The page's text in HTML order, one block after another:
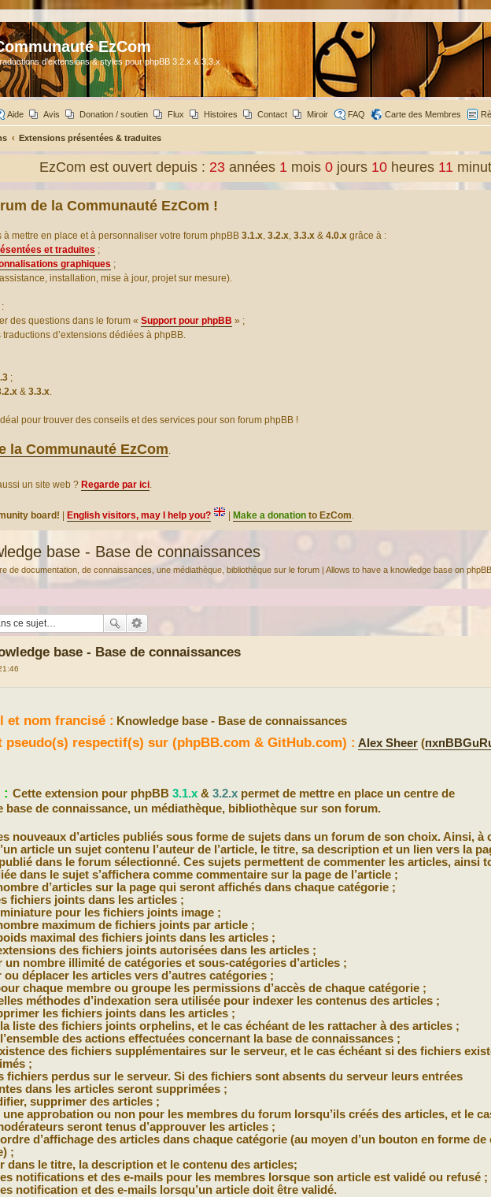
EzCom
d'extensions & styles pour phpBB 3.2.x & 3.3.x
Aide Avis Donation / soutien Flux Histoires Contact Miroir FAQ Carte des Membres
Extensions présentées & traduites
EzCom est ouvert depuis : 23 années1 mois0 jours10 heures11
de la Communauté EzCom !
mettre en place et à personnaliser votre forum phpBB 3.1.x, 3.2.x, 3.3.x & 4.0.x grâce à :
et traduites ;
graphiques ;
installation, mise à jour, projet sur mesure).
des questions dans le forum « Support pour phpBB » ;
traductions d’extensions dédiées à phpBB.
;
& 3.3.x.
pour trouver des conseils et des services pour son forum phpBB !
la Communauté EzCom.
un site web ? Regarde par ici.
board! English visitors, may I help you? Make a donation to EzCom.
base - Base de connaissances
de documentation, de connaissances, une médiathèque, bibliothèque sur le forum | Allows to have a knowledge base on
base - Base de connaissances
et nom francisé : Knowledge base - Base de connaissances
pseudo(s) respectif(s) sur (phpBB.com & GitHub.com) : Alex Sheer (
: Cette extension pour phpBB 3.1.x & 3.2.x permet de mettre en place un centre de
base de connaissance, un médiathèque, bibliothèque sur son forum.
nouveaux d’articles publiés sous forme de sujets dans un forum de son choix. Ainsi, à
article un sujet contenu l’auteur de l’article, le titre, sa description et un lien vers la
publié dans le forum sélectionné. Ces sujets permettent de commenter les articles, ainsi
dans le sujet s’affichera comme commentaire sur la page de l’article ;
d’articles sur la page qui seront affichés dans chaque catégorie ;
fichiers joints dans les articles ;
pour les fichiers joints image ;
maximum de fichiers joints par article ;
maximal des fichiers joints dans les articles ;
des fichiers joints autorisées dans les articles ;
un nombre illimité de catégories et sous-catégories d’articles ;
déplacer les articles vers d’autres catégories ;
chaque membre ou groupe les permissions d’accès de chaque catégorie ;
méthodes d’indexation sera utilisée pour indexer les contenus des articles ;
les fichiers joints dans les articles ;
liste des fichiers joints orphelins, et le cas échéant de les rattacher à des articles ;
des actions effectuées concernant la base de connaissances ;
des fichiers supplémentaires sur le serveur, et le cas échéant si des fichiers
;
fichiers perdus sur le serveur. Si des fichiers sont absents du serveur leurs entrées
dans les articles seront supprimées ;
supprimer des articles ;
une approbation ou non pour les membres du forum lorsqu’ils créés des articles, et le
seront tenus d’approuver les articles ;
d’affichage des articles dans chaque catégorie (au moyen d’un bouton en forme de
;
dans le titre, la description et le contenu des articles;
notifications et des e-mails pour les membres lorsque son article est validé ou refusé ;
notification et des e-mails lorsqu’un article doit être validé.